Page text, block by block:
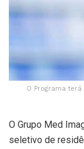
O Programa
O Grupo Med
seletivo de